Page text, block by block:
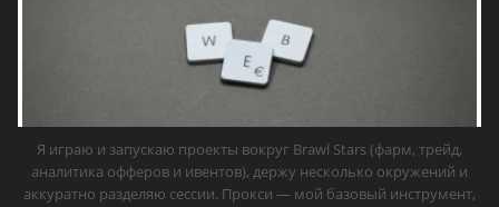
Я играю и запускаю проекты вокруг Brawl Stars (фарм, трейд,
аналитика офферов и ивентов), держу несколько окружений и
аккуратно разделяю сессии. Прокси — мой базовый инструмент,